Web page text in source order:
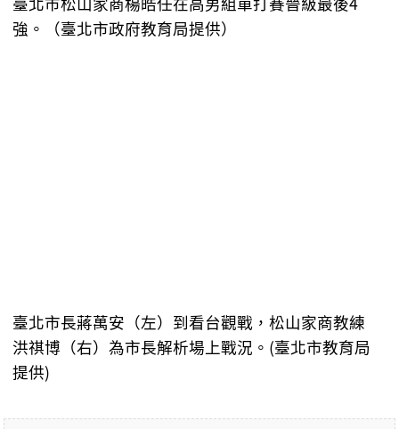
強。（臺北市政府教育局提供）
臺北市長蔣萬安（左）到看台觀戰，松山家商教練
洪祺博（右）為市長解析場上戰況。(臺北市教育局
提供)